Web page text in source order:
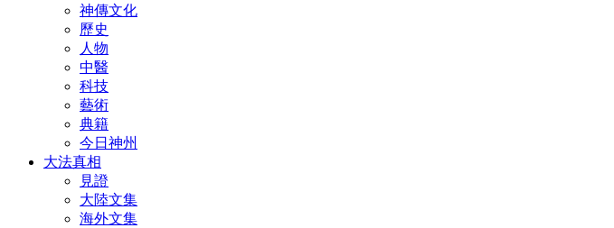
神傳文化
歷史
人物
中醫
科技
藝術
典籍
今日神州
大法真相
見證
大陸文集
海外文集